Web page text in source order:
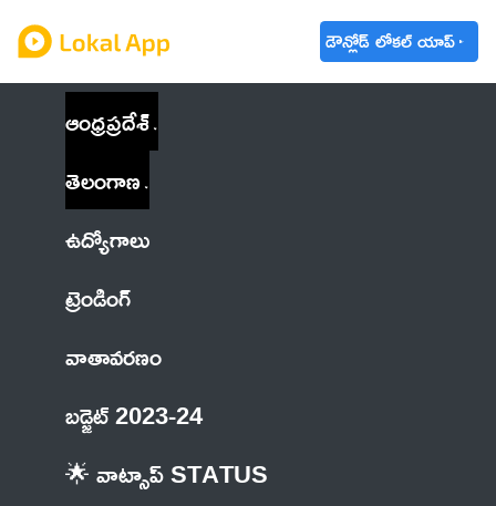
డౌన్లోడ్ లోకల్ యాప్
ఆంధ్రప్రదేశ్
తెలంగాణ
ఉద్యోగాలు
ట్రెండింగ్
వాతావరణం
బడ్జెట్ 2023-24
🌟 వాట్సాప్ STATUS